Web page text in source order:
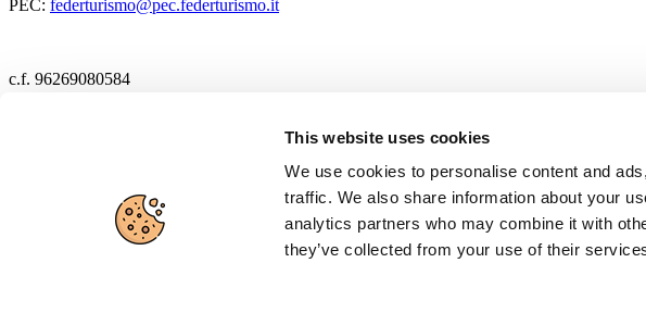
This website uses cookies
We use cookies to personalise content and
traffic. We also share information about your
analytics partners who may combine it with
they’ve collected from your use of their
PEC: federturismo@pec.federturismo.it
c.f. 96269080584
Privacy policy